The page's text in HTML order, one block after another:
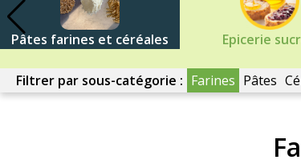
Pâtes farines et céréales Epicerie
Filtrer par sous-catégorie : Farines Pâtes